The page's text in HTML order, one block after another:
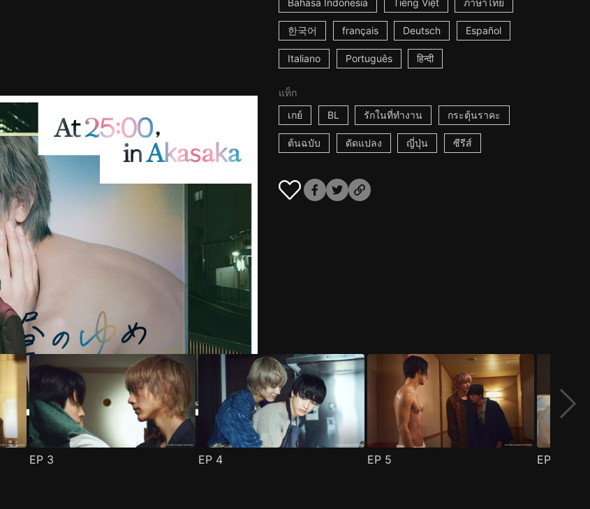
Bahasa Indonesia Tiếng Việt ภาษาไทย
한국어 français Deutsch Español
Italiano Português हिन्दी
แท็ก
เกย์
BL รักในที่ทำงาน กระตุ้นราคะ
ต้นฉบับ ดัดแปลง ญี่ปุ่น ซีรีส์
EP 3 EP 4 EP 5 EP